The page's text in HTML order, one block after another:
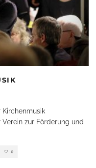
zur Förderung und
0